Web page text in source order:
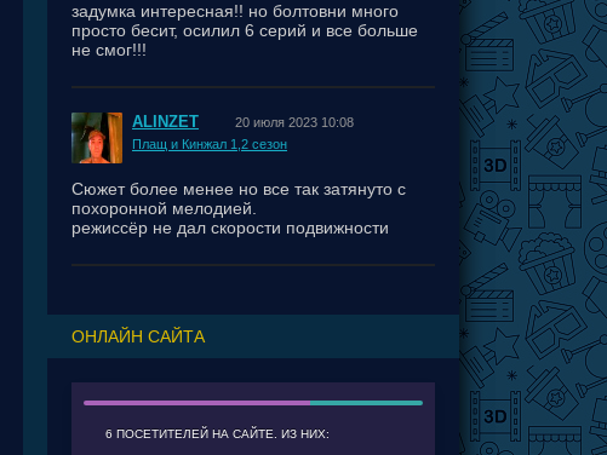
задумка интересная!! но болтовни много
просто бесит, осилил 6 серий и все больше
не смог!!!
ALINZET
20 июля 2023 10:08
Плащ и Кинжал 1,2 сезон
Сюжет более менее но все так затянуто с
похоронной мелодией.
режиссёр не дал скорости подвижности
ОНЛАЙН САЙТА
6 ПОСЕТИТЕЛЕЙ НА САЙТЕ. ИЗ НИХ: